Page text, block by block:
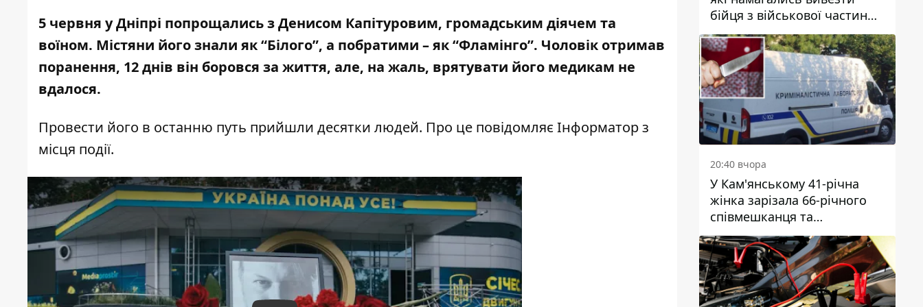
5 червня у Дніпрі попрощались зДенисом Капітуровим, громадським діячем та
воїном. Містяни його знали як “Білого”, а побратими – як “Фламінго”. Чоловік отримав
поранення, 12 днів він боровся за життя, але, на жаль, врятувати його медикам не
вдалося.
Провести його в останню путь прийшли десятки людей. Про це повідомляє Інформатор з
місця події.
бійця з військової частини
до Дніпра за 7 тисяч
доларів: серед них був лікар
20:40 вчора
У Кам'янському 41-річна
жінка зарізала 66-річного
співмешканця та
намагалась обманути
поліцейських